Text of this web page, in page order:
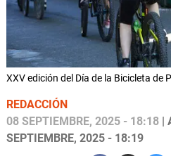
XXV edición del Día de la Bicicleta de
REDACCIÓN
08 SEPTIEMBRE, 2025 - 18:18 |
SEPTIEMBRE, 2025 - 18:19